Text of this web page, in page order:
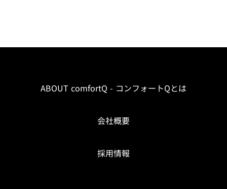
ABOUT comfortQ - コンフォートQとは
会社概要
採用情報